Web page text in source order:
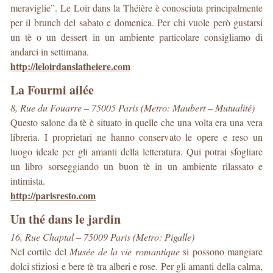
meraviglie”. Le Loir dans la Théière è conosciuta principalmente
per il brunch del sabato e domenica. Per chi vuole però gustarsi
un tè o un dessert in un ambiente particolare consigliamo di
andarci in settimana.
http://leloirdanslatheiere.com
La Fourmi ailée
8, Rue du Fouarre – 75005 Paris (Metro: Maubert – Mutualité)
Questo salone da tè è situato in quelle che una volta era una vera
libreria. I proprietari ne hanno conservato le opere e reso un
luogo ideale per gli amanti della letteratura. Qui potrai sfogliare
un libro sorseggiando un buon tè in un ambiente rilassato e
intimista.
http://parisresto.com
Un thé dans le jardin
16, Rue Chaptal – 75009 Paris (Metro: Pigalle)
Nel cortile del Musée de la vie romantiquesi possono mangiare
dolci sfiziosi e bere tè tra alberi e rose. Per gli amanti della calma,